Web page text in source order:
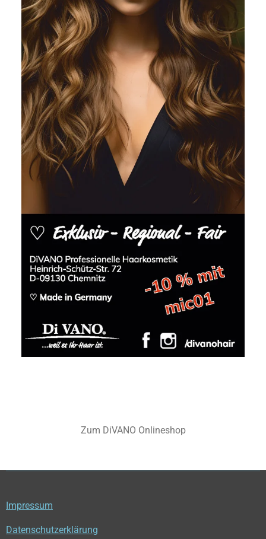
Zum DiVANO Onlineshop
Impressum
Datenschutzerklärung